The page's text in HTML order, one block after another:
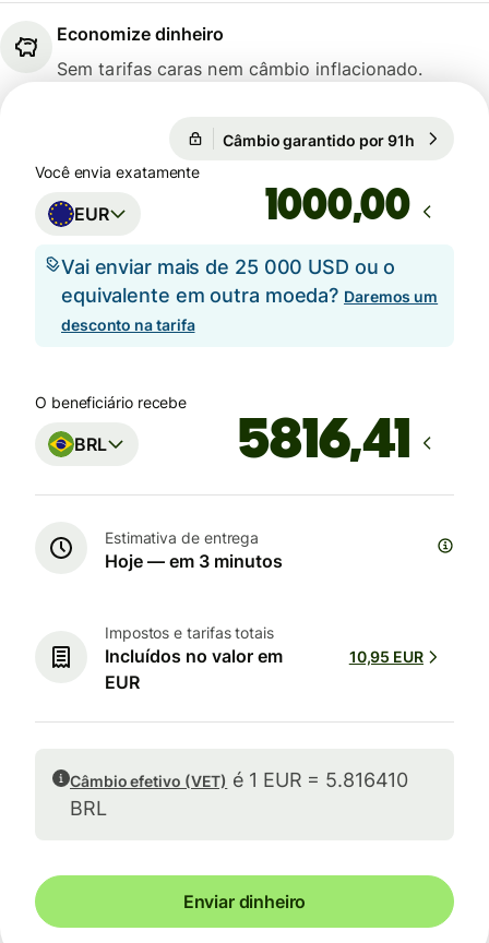
Economize dinheiro
Sem tarifas caras nem câmbio inflacionado.
Câmbio garantido por 91h
Você envia exatamente
EUR ,00
Vai enviar mais de 25 000 USD ou o
equivalente em outra moeda? Daremos um
desconto na tarifa
O beneficiário recebe
BRL
Estimativa de entrega
Hoje — em 3 minutos
Impostos e tarifas totais
Incluídos no valor em
EUR
10,95 EUR
Câmbio efetivo (VET) é 1 EUR = 5.816410
BRL
Enviar dinheiro